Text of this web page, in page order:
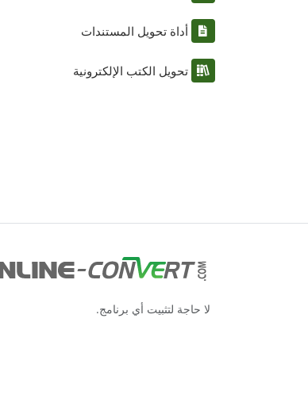
أداة تحويل المستندات
تحويل الكتب الإلكترونية
لا حاجة لتثبيت أي برنامج.